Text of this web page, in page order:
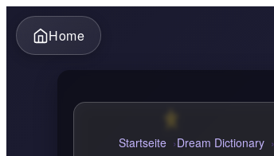
Home
Startseite Dream Dictionary